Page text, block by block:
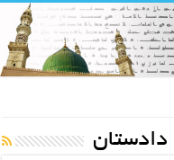
دادستان